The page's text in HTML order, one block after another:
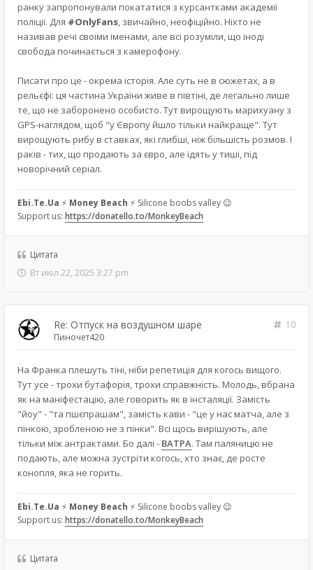
ранку запропонували покататися з курсанткaми академії
поліції. Для #OnlyFans, звичайно, неофіційно. Ніхто не
називав речі своїми іменами, але всі розуміли, що іноді
свобода починається з камерофону.
Писати про це - окрема історія. Але суть не в сюжетах, а в
рельєфі: ця частина України живе в півтіні, де легально лише
те, що не заборонено особисто. Тут вирощують марихуану з
GPS-наглядом, щоб "у Європу йшло тільки найкраще". Тут
вирощують рибу в ставках, які глибші, ніж більшість розмов. І
раків - тих, що продають за євро, але їдять у тиші, під
новорічний серіал.
Ebi.Te.Ua ⚡ Money Beach ⚡ Silicone boobs valley 😉
Support us: https://donatello.to/MonkeyBeach
Цитата
Вт июл 22, 2025 3:27 pm
Re: Отпуск на воздушном шаре
10
Пиночет420
На Франка плешуть тіні, ніби репетиція для когось вищого.
Тут усе - трохи бутафорія, трохи справжність. Молодь, вбрана
як на маніфестацію, але говорить як в інсталяції. Замість
"йоу" - "та пшєпрашам", замість кави - "це у нас матча, але з
пінкою, зробленою не з пінки". Всі щось вирішують, але
тільки між антрактами. Бо далі - ВАТРА. Там паляницю не
подають, але можна зустріти когось, хто знає, де росте
конопля, яка не горить.
Ebi.Te.Ua ⚡ Money Beach ⚡ Silicone boobs valley 😉
Support us: https://donatello.to/MonkeyBeach
Цитата